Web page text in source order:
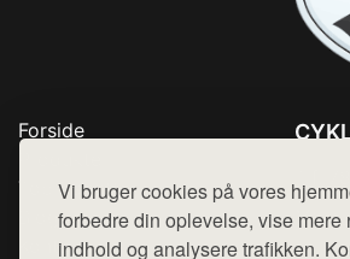
Vi bruger cookies på vores
forbedre din oplevelse, vise mere
indhold og analysere trafikken.
Forside
Top Rabatter
Blog
Kontakt
Mail: